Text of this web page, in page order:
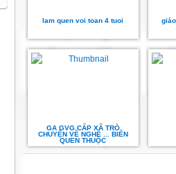
lam quen voi toan 4 tuoi
GA GVG CẤP XÃ TRÒ
CHUYỆN VỀ NGHỀ ... BIẾN
QUEN THUỘC